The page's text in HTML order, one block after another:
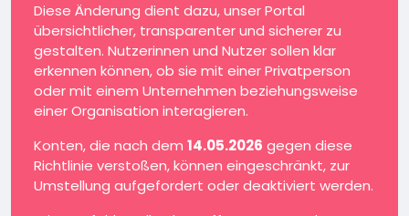
Diese Änderung dient dazu, unser Portal
übersichtlicher, transparenter und sicherer zu
gestalten. Nutzerinnen und Nutzer sollen klar
erkennen können, ob sie mit einer Privatperson
oder mit einem Unternehmen beziehungsweise
einer Organisation interagieren.
Konten, die nach dem 14.05.2026 gegen diese
Richtlinie verstoßen, können eingeschränkt, zur
Umstellung aufgefordert oder deaktiviert werden.